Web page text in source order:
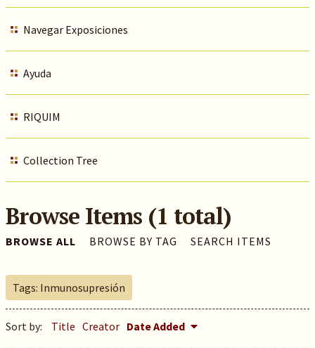
Navegar Exposiciones
Ayuda
RIQUIM
Collection Tree
Browse Items (1 total)
BROWSE ALL BROWSE BY TAG SEARCH ITEMS
Tags: Inmunosupresión
Sort by: Title Creator Date Added